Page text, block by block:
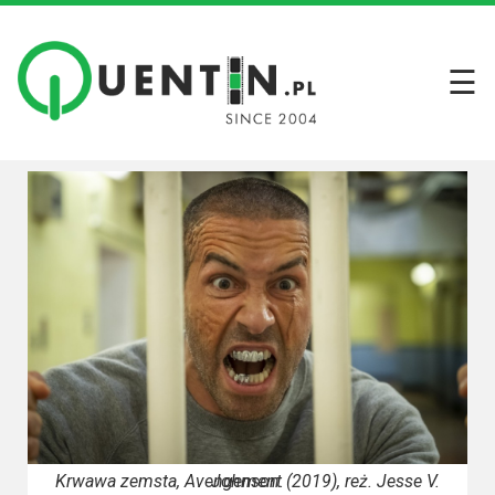
Filmy
recenzje
filmów
Krótkie
Seriale
Wszystkie
recenzje
seriali
☰
Krwawa zemsta, Avengement (2019), reż. Jesse V. Johnson.